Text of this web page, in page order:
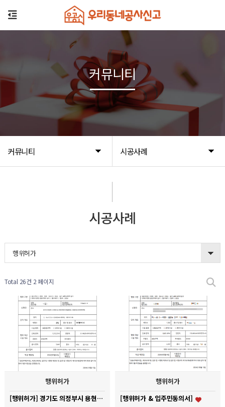
커뮤니티 시공사례
커뮤니티
시공사례
행위허가
Total 26건 2 페이지
행위허가
[행위허가] 경기도 의정부시 용현동 현대 1차 아파트
행위허가
[행위허가 & 입주민동의서]